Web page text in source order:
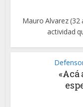
Mauro Alvarez (32
actividad
«Acá